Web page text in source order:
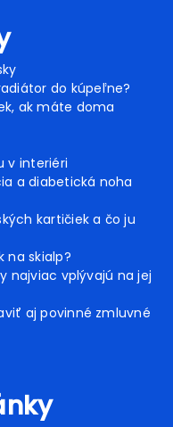
do kúpeľne?
ak máte doma
v interiéri
a diabetická noha
kartičiek a čo ju
na skialp?
najviac vplývajú na jej
aj povinné zmluvné